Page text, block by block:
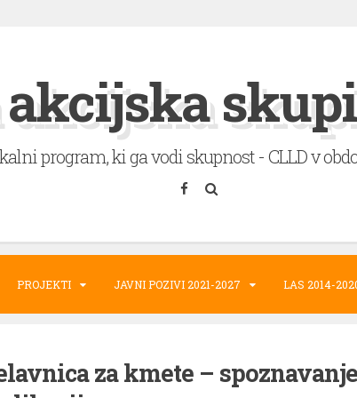
program, ki ga vodi skupnost - CLLD v
PROJEKTI JAVNI POZIVI 2021-2027 LAS 2014-
za kmete – spoznavanje